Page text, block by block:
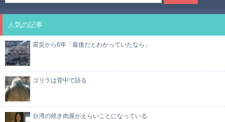
人気の記事
震災から6年「最後だとわかっていたなら」
ゴリラは背中で語る
台湾の焼き肉屋がえらいことになっている